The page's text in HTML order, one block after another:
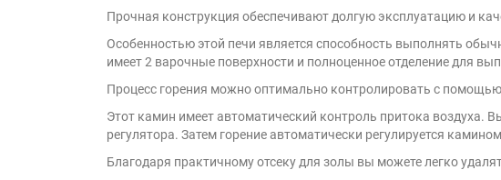
Прочная конструкция обеспечивают долгую эксплуатацию и
Особенностью этой печи является способность выполнять
имеет 2 варочные поверхности и полноценное отделение для
Процесс горения можно оптимально контролировать с помощью
Этот камин имеет автоматический контроль притока
регулятора. Затем горение автоматически регулируется
Благодаря практичному отсеку для золы вы можете легко